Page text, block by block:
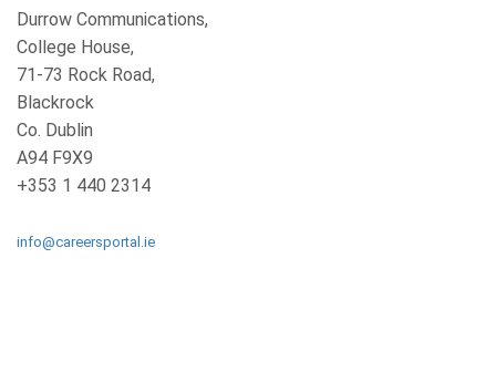
Durrow Communications,
College House,
71-73 Rock Road,
Blackrock
Co. Dublin
A94 F9X9
+353 1 440 2314
info@careersportal.ie